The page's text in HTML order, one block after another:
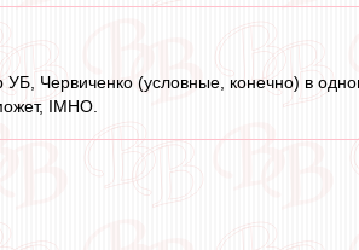
УБ, Червиченко (условные, конечно) в
IMHO.